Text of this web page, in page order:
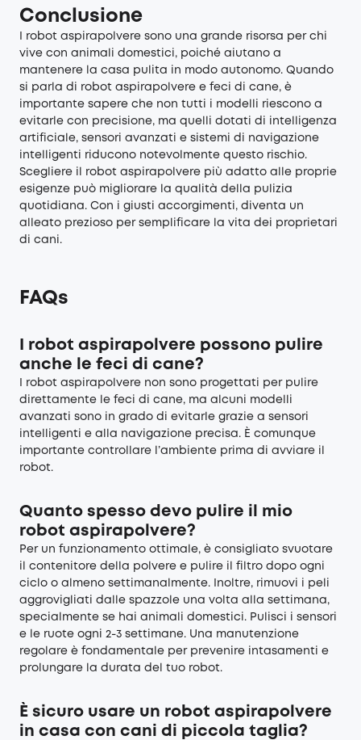
Conclusione
I robot aspirapolvere sono una grande risorsa per chi
vive con animali domestici, poiché aiutano a
mantenere la casa pulita in modo autonomo. Quando
si parla di robot aspirapolvere e feci di cane, è
importante sapere che non tutti i modelli riescono a
evitarle con precisione, ma quelli dotati di intelligenza
artificiale, sensori avanzati e sistemi di navigazione
intelligenti riducono notevolmente questo rischio.
Scegliere il robot aspirapolvere più adatto alle proprie
esigenze può migliorare la qualità della pulizia
quotidiana. Con i giusti accorgimenti, diventa un
alleato prezioso per semplificare la vita dei proprietari
di cani.
FAQs
I robot aspirapolvere possono pulire
anche le feci di cane?
I robot aspirapolvere non sono progettati per pulire
direttamente le feci di cane, ma alcuni modelli
avanzati sono in grado di evitarle grazie a sensori
intelligenti e alla navigazione precisa. È comunque
importante controllare l’ambiente prima di avviare il
robot.
Quanto spesso devo pulire il mio
robot aspirapolvere?
Per un funzionamento ottimale, è consigliato svuotare
il contenitore della polvere e pulire il filtro dopo ogni
ciclo o almeno settimanalmente. Inoltre, rimuovi i peli
aggrovigliati dalle spazzole una volta alla settimana,
specialmente se hai animali domestici. Pulisci i sensori
e le ruote ogni 2-3 settimane. Una manutenzione
regolare è fondamentale per prevenire intasamenti e
prolungare la durata del tuo robot.
È sicuro usare un robot aspirapolvere
in casa con cani di piccola taglia?